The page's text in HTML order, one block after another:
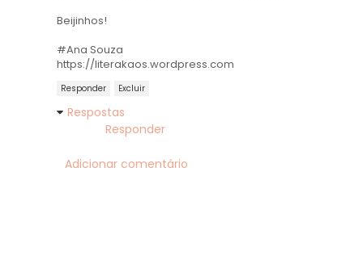
Beijinhos!
#Ana Souza
https://literakaos.wordpress.com
Responder Excluir
Respostas
Responder
Adicionar comentário